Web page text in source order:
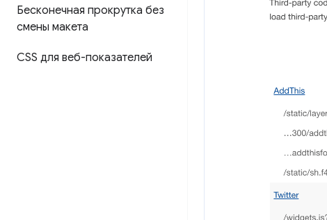
Бесконечная прокрутка без
смены макета
CSS для веб-показателей